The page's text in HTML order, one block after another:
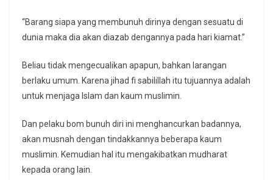
“Barang siapa yang membunuh dirinya dengan sesuatu di
dunia maka dia akan diazab dengannya pada hari kiamat.”
Beliau tidak mengecualikan apapun, bahkan larangan
berlaku umum. Karena jihad fi sabilillah itu tujuannya adalah
untuk menjaga Islam dan kaum muslimin.
Dan pelaku bom bunuh diri ini menghancurkan badannya,
akan musnah dengan tindakkannya beberapa kaum
muslimin. Kemudian hal itu mengakibatkan mudharat
kepada orang lain.